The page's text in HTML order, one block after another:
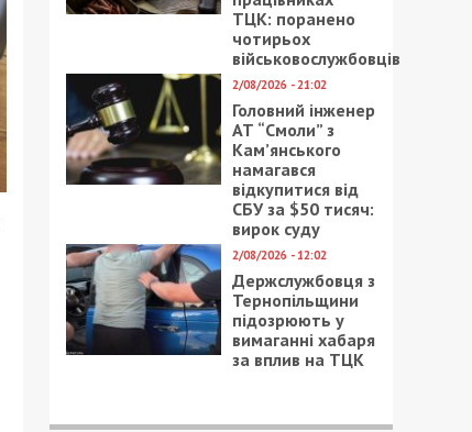
ТЦК: поранено
чотирьох
військовослужбовців
2/08/2026 - 21:02
Головний інженер
АТ “Смоли” з
Кам’янського
намагався
відкупитися від
СБУ за $50 тисяч:
вирок суду
2/08/2026 - 12:02
Держслужбовця з
Тернопільщини
підозрюють у
вимаганні хабаря
за вплив на ТЦК